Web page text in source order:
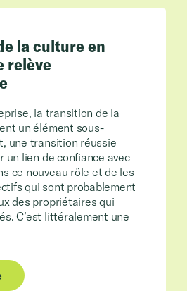
la culture en
relève
la transition de la
un élément sous-
une transition réussie
un lien de confiance avec
ce nouveau rôle et de les
qui sont probablement
des propriétaires qui
C’est littéralement une